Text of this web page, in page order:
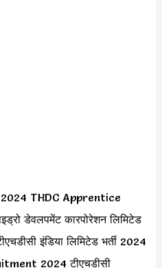
THDC Apprentice
डेवलपमेंट कारपोरेशन लिमिटेड
इंडिया लिमिटेड भर्ती 2024
2024 टीएचडीसी